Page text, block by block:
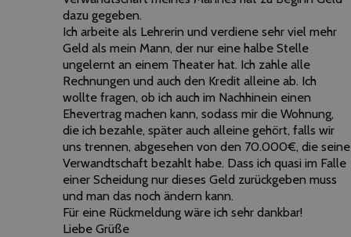
dazu gegeben.
Ich arbeite als Lehrerin und verdiene sehr viel mehr
Geld als mein Mann, der nur eine halbe Stelle
ungelernt an einem Theater hat. Ich zahle alle
Rechnungen und auch den Kredit alleine ab. Ich
wollte fragen, ob ich auch im Nachhinein einen
Ehevertrag machen kann, sodass mir die Wohnung,
die ich bezahle, später auch alleine gehört, falls wir
uns trennen, abgesehen von den 70.000€, die seine
Verwandtschaft bezahlt habe. Dass ich quasi im Falle
einer Scheidung nur dieses Geld zurückgeben muss
und man das noch ändern kann.
Für eine Rückmeldung wäre ich sehr dankbar!
Liebe Grüße